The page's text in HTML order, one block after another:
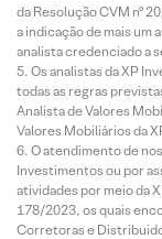
da Resolução CVM nº
a indicação de mais um
analista credenciado a
Os analistas da XP
todas as regras
Analista de Valores
Valores Mobiliários da
O atendimento de
Investimentos ou por
atividades por meio da
178/2023, os quais
Corretoras e